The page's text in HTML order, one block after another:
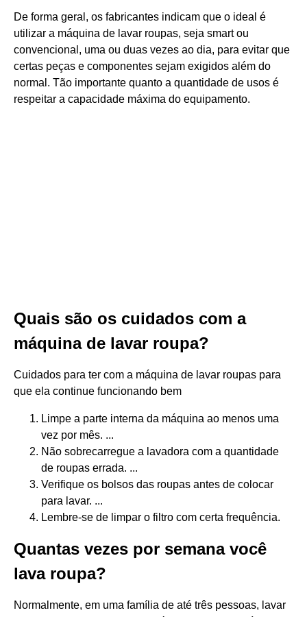
De forma geral, os fabricantes indicam que o ideal é
utilizar a máquina de lavar roupas, seja smart ou
convencional, uma ou duas vezes ao dia, para evitar que
certas peças e componentes sejam exigidos além do
normal. Tão importante quanto a quantidade de usos é
respeitar a capacidade máxima do equipamento.
Quais são os cuidados com a
máquina de lavar roupa?
Cuidados para ter com a máquina de lavar roupas para
que ela continue funcionando bem
Limpe a parte interna da máquina ao menos uma
vez por mês. ...
Não sobrecarregue a lavadora com a quantidade
de roupas errada. ...
Verifique os bolsos das roupas antes de colocar
para lavar. ...
Lembre-se de limpar o filtro com certa frequência.
Quantas vezes por semana você
lava roupa?
Normalmente, em uma família de até três pessoas, lavar